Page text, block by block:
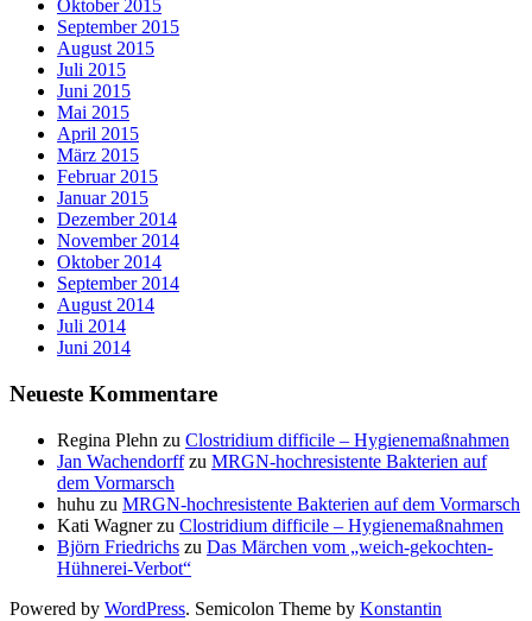
Oktober 2015
September 2015
August 2015
Juli 2015
Juni 2015
Mai 2015
April 2015
März 2015
Februar 2015
Januar 2015
Dezember 2014
November 2014
Oktober 2014
September 2014
August 2014
Juli 2014
Juni 2014
Neueste Kommentare
Regina Plehn zu Clostridium difficile – Hygienemaßnahmen
Jan Wachendorffzu MRGN-hochresistente Bakterien auf
dem Vormarsch
huhu zu MRGN-hochresistente Bakterien auf dem Vormarsch
Kati Wagnerzu Clostridium difficile – Hygienemaßnahmen
Björn Friedrichs zu Das Märchen vom „weich-gekochten-
Hühnerei-Verbot“
Powered by WordPress. Semicolon Theme by Konstantin